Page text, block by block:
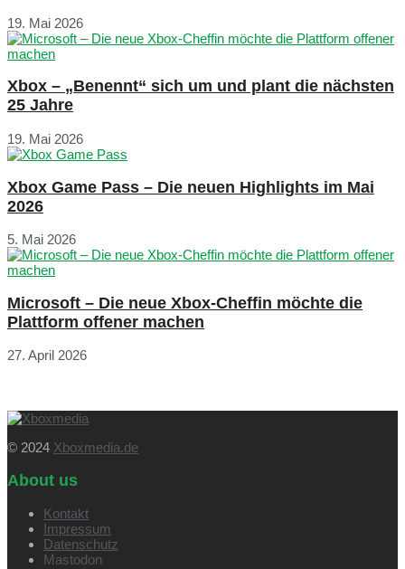
19. Mai 2026
Xbox – „Benennt“ sich um und plant die nächsten
25 Jahre
19. Mai 2026
Xbox Game Pass – Die neuen Highlights im Mai
2026
5. Mai 2026
Microsoft – Die neue Xbox-Cheffin möchte die
Plattform offener machen
27. April 2026
© 2024 Xboxmedia.de
About us
Kontakt
Impressum
Datenschutz
Mastodon